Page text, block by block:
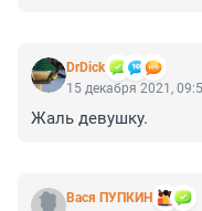
DrDick
15 декабря 2021,
Жаль девушку.
Вася ПУПКИН